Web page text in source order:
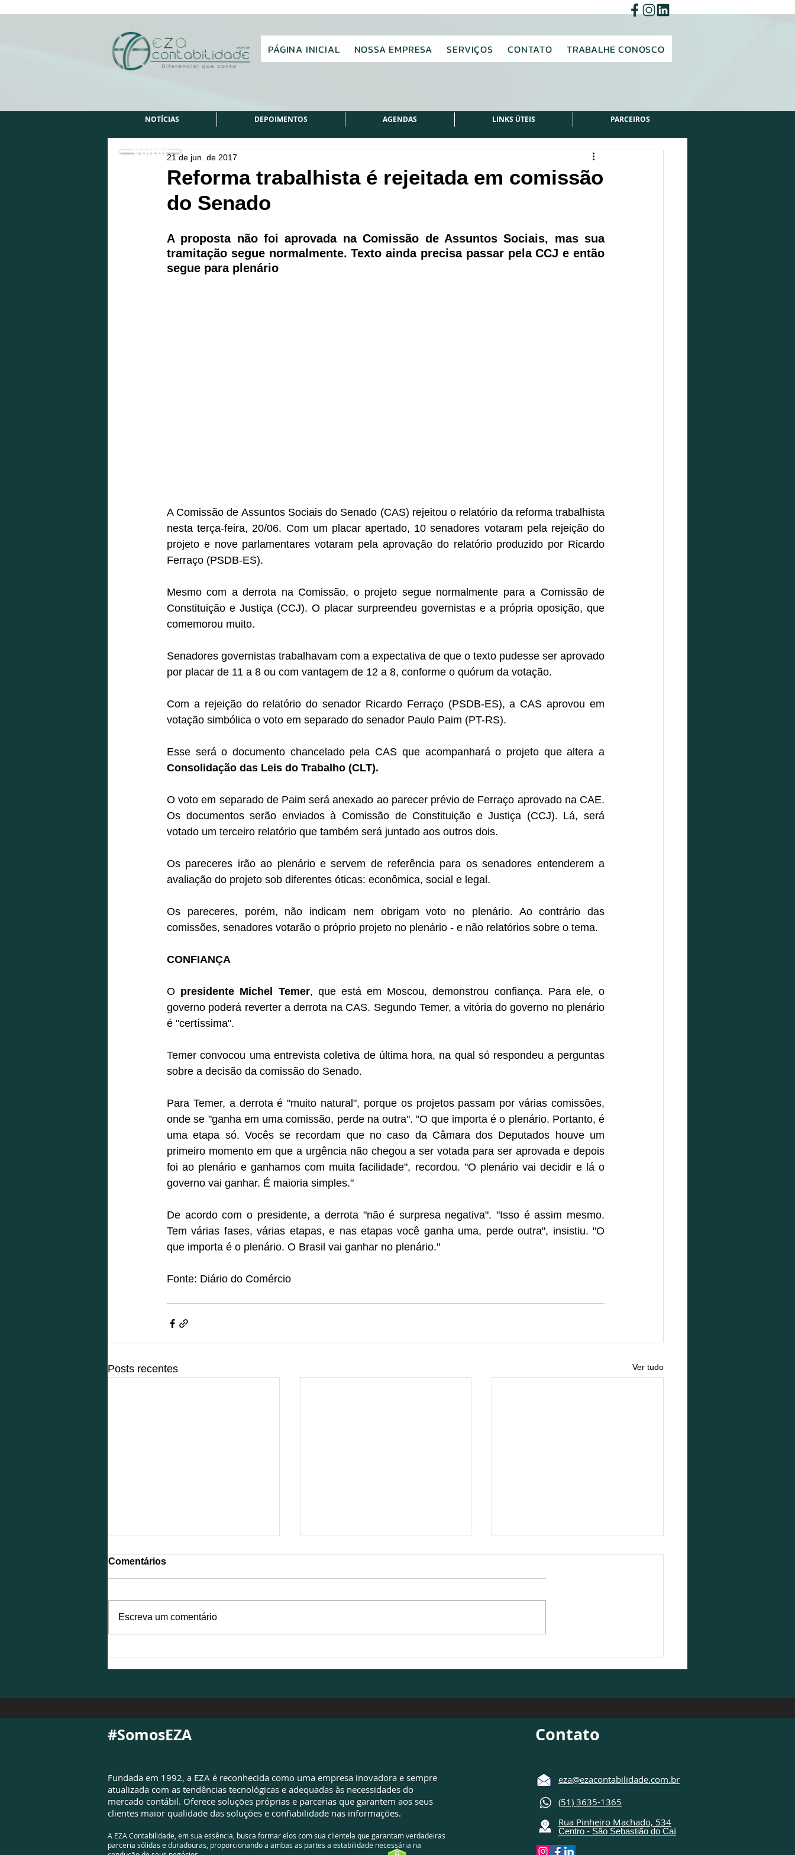
PÁGINA INICIAL NOSSA EMPRESA SERVIÇOS CONTATO TRABALHE CONOSCO
NOTÍCIAS DEPOIMENTOS AGENDAS LINKS ÚTEIS PARCEIROS
Reforma trabalhista é rejeitada em comissão
do Senado
21 de jun. de 2017
A proposta não foi aprovada na Comissão de Assuntos Sociais, mas sua
tramitação segue normalmente. Texto ainda precisa passar pela CCJ e então
segue para plenário
A Comissão de Assuntos Sociais do Senado (CAS) rejeitou o relatório da reforma trabalhista
nesta terça-feira, 20/06. Com um placar apertado, 10 senadores votaram pela rejeição do
projeto e nove parlamentares votaram pela aprovação do relatório produzido por Ricardo
Ferraço (PSDB-ES).
Mesmo com a derrota na Comissão, o projeto segue normalmente para a Comissão de
Constituição e Justiça (CCJ). O placar surpreendeu governistas e a própria oposição, que
comemorou muito.
Senadores governistas trabalhavam com a expectativa de que o texto pudesse ser aprovado
por placar de 11 a 8 ou com vantagem de 12 a 8, conforme o quórum da votação.
Com a rejeição do relatório do senador Ricardo Ferraço (PSDB-ES), a CAS aprovou em
votação simbólica o voto em separado do senador Paulo Paim (PT-RS).
Consolidação das Leis do Trabalho (CLT).
O voto em separado de Paim será anexado ao parecer prévio de Ferraço aprovado na CAE.
Os documentos serão enviados à Comissão de Constituição e Justiça (CCJ). Lá, será
votado um terceiro relatório que também será juntado aos outros dois.
Os pareceres irão ao plenário e servem de referência para os senadores entenderem a
avaliação do projeto sob diferentes óticas: econômica, social e legal.
Os pareceres, porém, não indicam nem obrigam voto no plenário. Ao contrário das
comissões, senadores votarão o próprio projeto no plenário - e não relatórios sobre o tema.
CONFIANÇA
O presidente Michel Temer, que está em Moscou, demonstrou confiança. Para ele, o
governo poderá reverter a derrota na CAS. Segundo Temer, a vitória do governo no plenário
é "certíssima".
Temer convocou uma entrevista coletiva de última hora, na qual só respondeu a perguntas
sobre a decisão da comissão do Senado.
Para Temer, a derrota é "muito natural", porque os projetos passam por várias comissões,
onde se "ganha em uma comissão, perde na outra". "O que importa é o plenário. Portanto, é
uma etapa só. Vocês se recordam que no caso da Câmara dos Deputados houve um
primeiro momento em que a urgência não chegou a ser votada para ser aprovada e depois
foi ao plenário e ganhamos com muita facilidade", recordou. "O plenário vai decidir e lá o
governo vai ganhar. É maioria simples."
De acordo com o presidente, a derrota "não é surpresa negativa". "Isso é assim mesmo.
Tem várias fases, várias etapas, e nas etapas você ganha uma, perde outra", insistiu. "O
que importa é o plenário. O Brasil vai ganhar no plenário."
Fonte: Diário do Comércio
Posts recentes Ver tudo
Comentários
Escreva um comentário
Voltar
#SomosEZA
Fundada em 1992, a EZA é reconhecida como uma empresa inovadora e sempre
atualizada com as tendências tecnológicas e adequadas às necessidades do
mercado contábil. Oferece soluções próprias e parcerias que garantem aos seus
clientes maior qualidade das soluções e confiabilidade nas informações.
A EZA Contabilidade, em sua essência, busca formar elos com sua clientela que garantam verdadeiras
parceria sólidas e duradouras, proporcionando a ambas as partes a estabilidade necessária na
Contato
eza@ezacontabilidade.com.br
(51) 3635-1365
Rua Pinheiro Machado, 534
Centro - São Sebastião do Caí